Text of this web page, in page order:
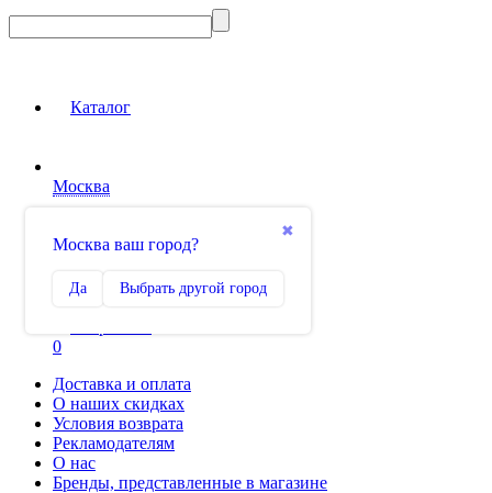
Каталог
Москва
✖
Москва ваш город?
Да Выбрать другой город
Сравнение
0
Доставка и оплата
О наших скидках
Условия возврата
Рекламодателям
О нас
Бренды, представленные в магазине